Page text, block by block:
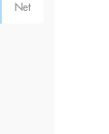
Net